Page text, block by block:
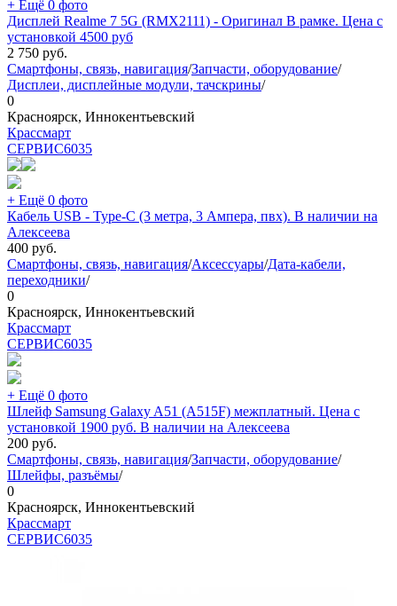
+ Ещё 0 фото
Дисплей Realme 7 5G (RMX2111) - Оригинал В рамке. Цена с
установкой 4500 руб
2 750 руб.
Смартфоны, связь, навигация/Запчасти, оборудование/
Дисплеи, дисплейные модули, тачскрины/
0
Красноярск, Иннокентьевский
Крассмарт
СЕРВИС6035
+ Ещё 0 фото
Кабель USB - Type-C (3 метра, 3 Ампера, пвх). В наличии на
Алексеева
400 руб.
Смартфоны, связь, навигация/Аксессуары/Дата-кабели,
переходники/
0
Красноярск, Иннокентьевский
Крассмарт
СЕРВИС6035
+ Ещё 0 фото
Шлейф Samsung Galaxy A51 (A515F) межплатный. Цена с
установкой 1900 руб. В наличии на Алексеева
200 руб.
Смартфоны, связь, навигация/Запчасти, оборудование/
Шлейфы, разъёмы/
0
Красноярск, Иннокентьевский
Крассмарт
СЕРВИС6035